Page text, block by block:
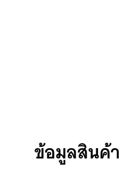
ข้อมูลสินค้า